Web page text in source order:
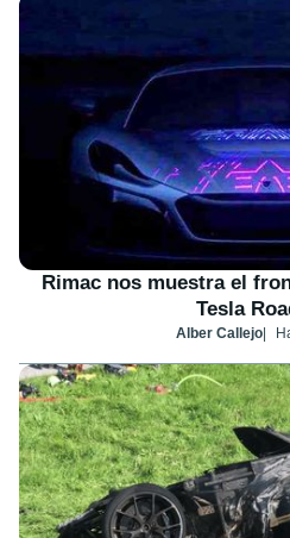
Rimac nos muestra el
Tesla
Alber Callejo